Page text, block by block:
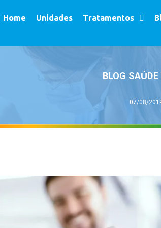
Home Unidades Tratamentos
BLOG
07/08/